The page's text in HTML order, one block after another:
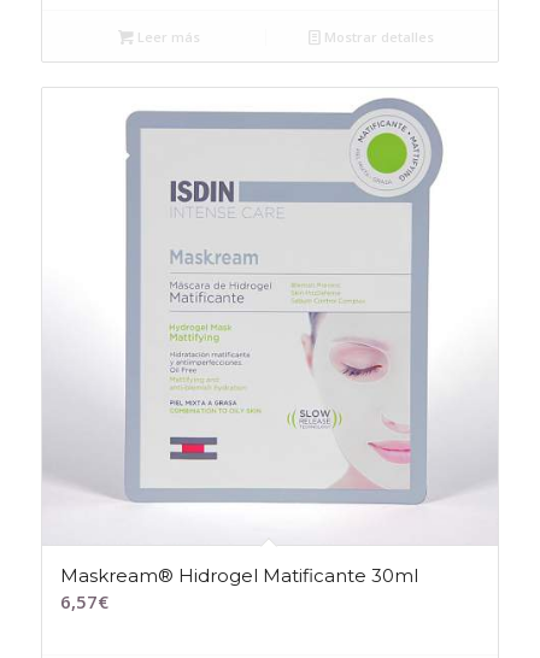
Leer más Mostrar detalles
Maskream® Hidrogel Matificante 30ml
6,57€